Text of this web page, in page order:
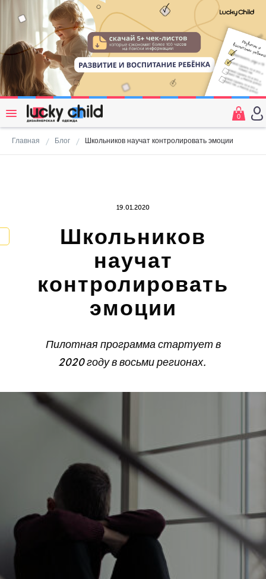
0
Главная Блог Школьников научат контролировать эмоции
19.01.2020
Школьников
научат
контролировать
эмоции
Пилотная программа стартует в
2020 году в восьми регионах.